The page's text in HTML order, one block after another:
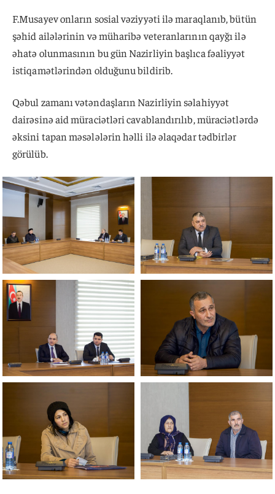
F.Musayev onların sosial vəziyyəti ilə maraqlanıb, bütün
şəhid ailələrinin və müharibə veteranlarının qayğı ilə
əhatə olunmasının bu gün Nazirliyin başlıca fəaliyyət
istiqamətlərindən olduğunu bildirib.
Qəbul zamanı vətəndaşların Nazirliyin səlahiyyət
dairəsinə aid müraciətləri cavablandırılıb, müraciətlərdə
əksini tapan məsələlərin həlli ilə əlaqədar tədbirlər
görülüb.